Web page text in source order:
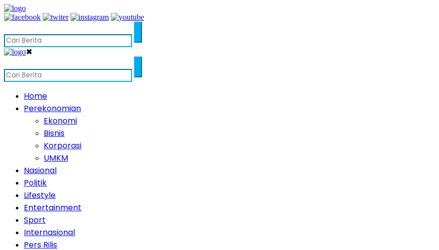
✖
Home
Perekonomian
Ekonomi
Bisnis
Korporasi
UMKM
Nasional
Politik
Lifestyle
Entertainment
Sport
Internasional
Pers Rilis